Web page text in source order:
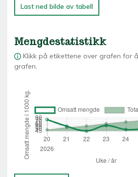
Last ned bilde av tabell
Mengdestatistikk
Klikk på etikettene over grafen for
grafen.